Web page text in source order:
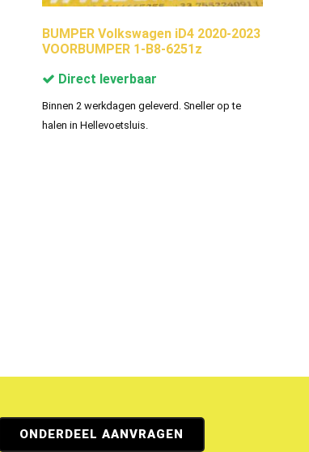
BUMPER Volkswagen iD4 2020-2023
VOORBUMPER 1-B8-6251z
Direct leverbaar
Binnen 2 werkdagen geleverd. Sneller op te
halen in Hellevoetsluis.
ONDERDEEL AANVRAGEN